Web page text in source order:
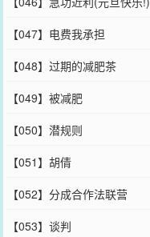
【047】电费我承担
【048】过期的减肥茶
【049】被减肥
【050】潜规则
【051】胡倩
【052】分成合作法联营
【053】谈判